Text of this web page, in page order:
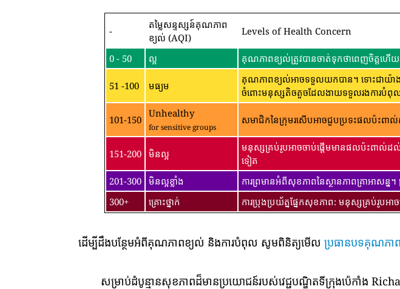
-
តម្លៃសន្ទស្សន៍គុណភាព
ខ្យល់ (AQI)
Levels of Health Concern
0 - 50 ល្អ គុណភាពខ្យល់ត្រូវបានចាត់ទុកថាពេញចិត្តហើ
51 -100 មធ្យម
គុណភាពខ្យល់អាចទទួលយកបាន។ ទោះជាយ៉ាង
ចំពោះមនុស្សតិចតួចដែលងាយទទួលរងការបំពុ
101-150
Unhealthy
for sensitive groups
សមាជិកនៃក្រុមរសើបអាចជួបប្រទះផលប៉ះព
151-200 មិនល្អ
មនុស្សគ្រប់រូបអាចចាប់ផ្តើមមានផលប៉ះពាល់ដ
ទៀត
201-300 មិនល្អខ្លាំង
ការព្រមានអំពីសុខភាពនៃស្ថានភាពគ្រាអាស
300+
គ្រោះថ្នាក់ ការប្រុងប្រយ័ត្នផ្នែកសុខភាព: មនុស្សគ្រប់រូបអ
ដើម្បីដឹងបន្ថែមអំពីគុណភាពខ្យល់ និងការបំពុល សូមពិនិត្យមើល ប្រធានបទគុណភ
សម្រាប់ដំបូន្មានសុខភាពដ៏មានប្រយោជន៍របស់វេជ្ជបណ្ឌិតទីក្រុងប៉េកាំង